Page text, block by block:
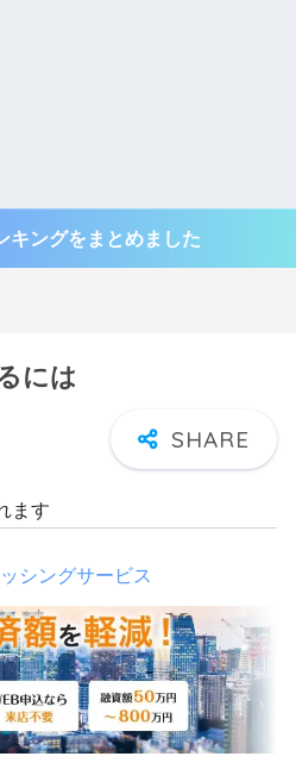
キングをまとめました
には
ます
シングサービス